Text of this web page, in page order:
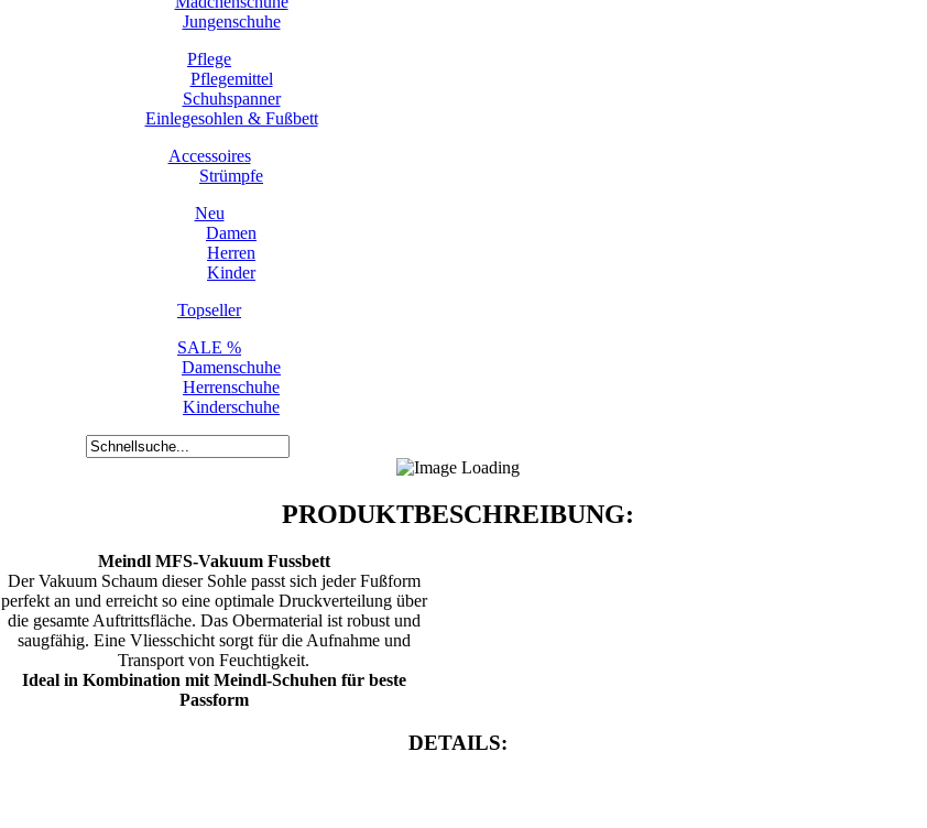
Jungenschuhe
Pflege
Pflegemittel
Schuhspanner
Einlegesohlen & Fußbett
Accessoires
Strümpfe
Neu
Damen
Herren
Kinder
Topseller
SALE %
Damenschuhe
Herrenschuhe
Kinderschuhe
PRODUKTBESCHREIBUNG:
Meindl MFS-Vakuum Fussbett
Der Vakuum Schaum dieser Sohle passt sich jeder Fußform
perfekt an und erreicht so eine optimale Druckverteilung über
die gesamte Auftrittsfläche. Das Obermaterial ist robust und
saugfähig. Eine Vliesschicht sorgt für die Aufnahme und
Transport von Feuchtigkeit.
Ideal in Kombination mit Meindl-Schuhen für beste
Passform
DETAILS: